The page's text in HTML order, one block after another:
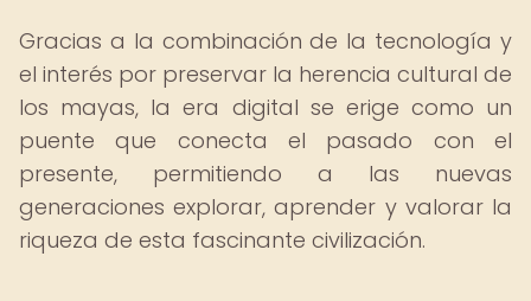
Gracias a la combinación de la tecnología y
el interés por preservar la herencia cultural de
los mayas, la era digital se erige como un
puente que conecta el pasado con el
presente, permitiendo a las nuevas
generaciones explorar, aprender y valorar la
riqueza de esta fascinante civilización.